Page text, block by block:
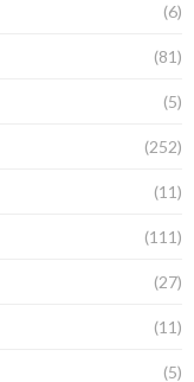
(6)
(81)
(5)
(252)
(11)
(111)
(27)
(11)
(5)